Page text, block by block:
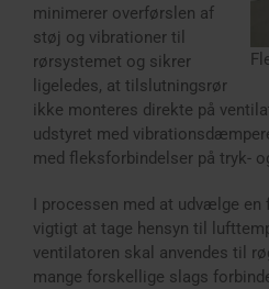
minimerer overførslen af
støj og vibrationer til
rørsystemet og sikrer
ligeledes, at tilslutningsrør
ikke monteres direkte på
udstyret med
med fleksforbindelser på tryk-
I processen med at udvælge en
vigtigt at tage hensyn til
ventilatoren skal anvendes til
mange forskellige slags